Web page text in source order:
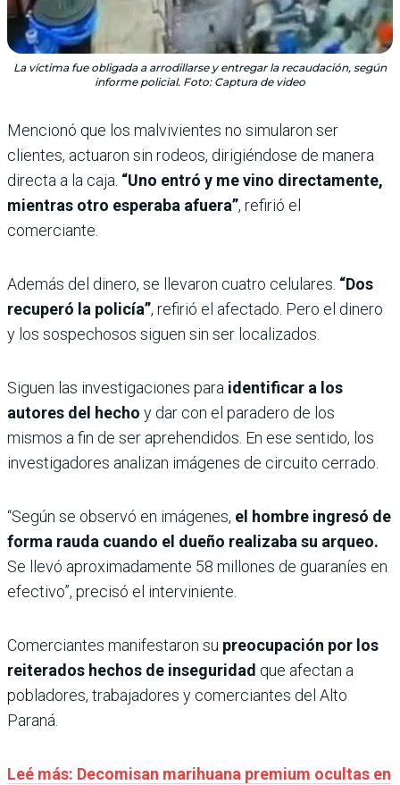
La víctima fue obligada a arrodillarse y entregar la recaudación, según
informe policial. Foto: Captura de video
Mencionó que los malvivientes no simularon ser
clientes, actuaron sin rodeos, dirigiéndose de manera
directa a la caja. “Uno entró y me vino directamente,
mientras otro esperaba afuera”, refirió el
comerciante.
Además del dinero, se llevaron cuatro celulares. “Dos
recuperó la policía”, refirió el afectado. Pero el dinero
y los sospechosos siguen sin ser localizados.
Siguen las investigaciones para identificar a los
autores del hecho y dar con el paradero de los
mismos a fin de ser aprehendidos. En ese sentido, los
investigadores analizan imágenes de circuito cerrado.
“Según se observó en imágenes, el hombre ingresó de
forma rauda cuando el dueño realizaba su arqueo.
Se llevó aproximadamente 58 millones de guaraníes en
efectivo”, precisó el interviniente.
Comerciantes manifestaron su preocupación por los
reiterados hechos de inseguridad que afectan a
pobladores, trabajadores y comerciantes del Alto
Paraná.
Leé más: Decomisan marihuana premium ocultas en